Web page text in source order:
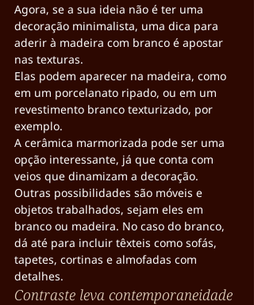
Agora, se a sua ideia não é ter uma
decoração minimalista, uma dica para
aderir à madeira com branco é apostar
nas texturas.
Elas podem aparecer na madeira, como
em um porcelanato ripado, ou em um
revestimento branco texturizado, por
exemplo.
A cerâmica marmorizada pode ser uma
opção interessante, já que conta com
veios que dinamizam a decoração.
Outras possibilidades são móveis e
objetos trabalhados, sejam eles em
branco ou madeira. No caso do branco,
dá até para incluir têxteis como sofás,
tapetes, cortinas e almofadas com
detalhes.
Contraste leva contemporaneidade